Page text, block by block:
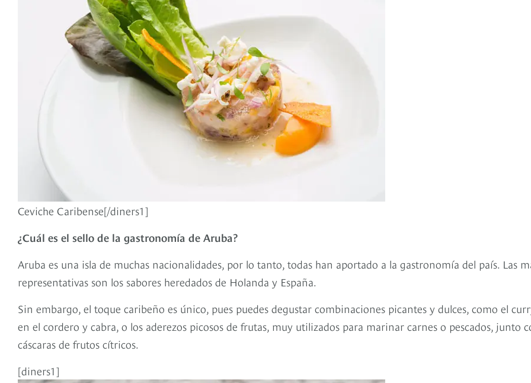
Ceviche Caribense[/diners1]
¿Cuál es el sello de la gastronomía de Aruba?
Aruba es una isla de muchas nacionalidades, por lo tanto, todas han aportado a la gastronomía del país. Las
representativas son los sabores heredados de Holanda y España.
Sin embargo, el toque caribeño es único, pues puedes degustar combinaciones picantes y dulces, como el
en el cordero y cabra, o los aderezos picosos de frutas, muy utilizados para marinar carnes o pescados, junto
cáscaras de frutos cítricos.
[diners1]